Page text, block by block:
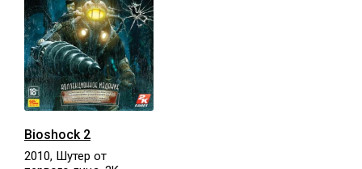
Bioshock 2
2010, Шутер от